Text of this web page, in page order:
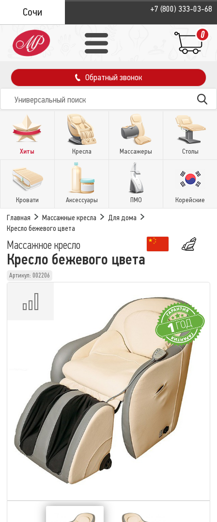
Сочи +7 (800) 333-03-68
0
Обратный звонок
Хиты Кресла Массажеры Столы
Кровати Аксессуары ПМО Корейские
Главная Массажные кресла
Для дома
Кресло бежевого цвета
Массажное кресло
Кресло бежевого цвета
Артикул: 002206